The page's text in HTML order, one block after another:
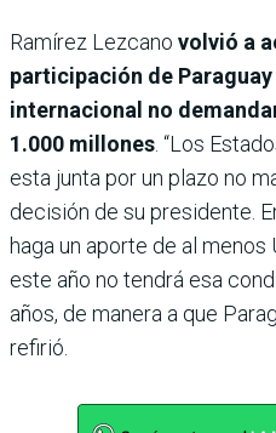
Ramírez Lezcano volvió a
participación de
internacional no
1.000 millones . “Los
esta junta por un plazo no
decisión de su presidente.
haga un aporte de al
este año no tendrá esa
años, de manera a que
refirió.